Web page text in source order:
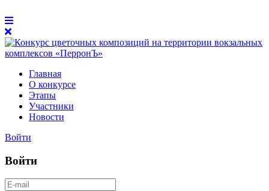
Главная
О конкурсе
Этапы
Участники
Новости
Войти
Войти